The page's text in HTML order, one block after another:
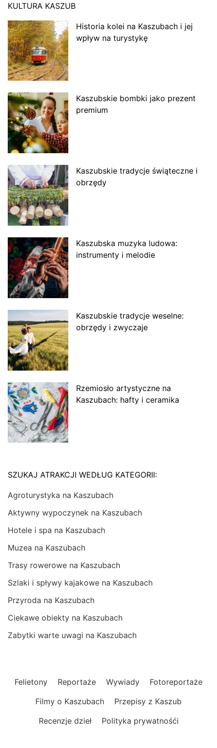
KULTURA KASZUB
Historia kolei na Kaszubach i jej
wpływ na turystykę
Kaszubskie bombki jako prezent
premium
Kaszubskie tradycje świąteczne i
obrzędy
Kaszubska muzyka ludowa:
instrumenty i melodie
Kaszubskie tradycje weselne:
obrzędy i zwyczaje
Rzemiosło artystyczne na
Kaszubach: hafty i ceramika
SZUKAJ ATRAKCJI WEDŁUG KATEGORII:
Agroturystyka na Kaszubach
Aktywny wypoczynek na Kaszubach
Hotele i spa na Kaszubach
Muzea na Kaszubach
Trasy rowerowe na Kaszubach
Szlaki i spływy kajakowe na Kaszubach
Przyroda na Kaszubach
Ciekawe obiekty na Kaszubach
Zabytki warte uwagi na Kaszubach
Felietony Reportaże Wywiady
Fotoreportaże
Filmy o Kaszubach
Przepisy z Kaszub
Recenzje dzieł
Polityka prywatnośći